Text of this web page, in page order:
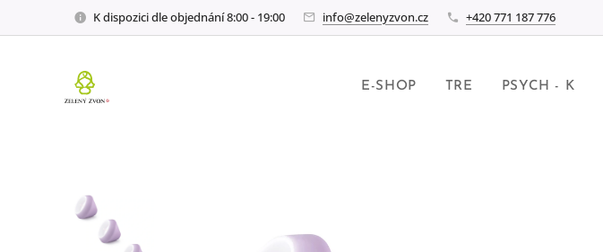
K dispozici dle objednání 8:00 - 19:00 info@zelenyzvon.cz +420 771 187 776
E-SHOP TRE PSYCH - K